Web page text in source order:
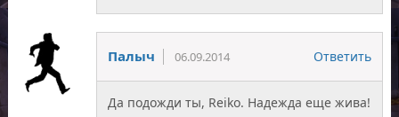
Палыч 06.09.2014 Ответить
Да подожди ты, Reiko. Надежда еще жива!